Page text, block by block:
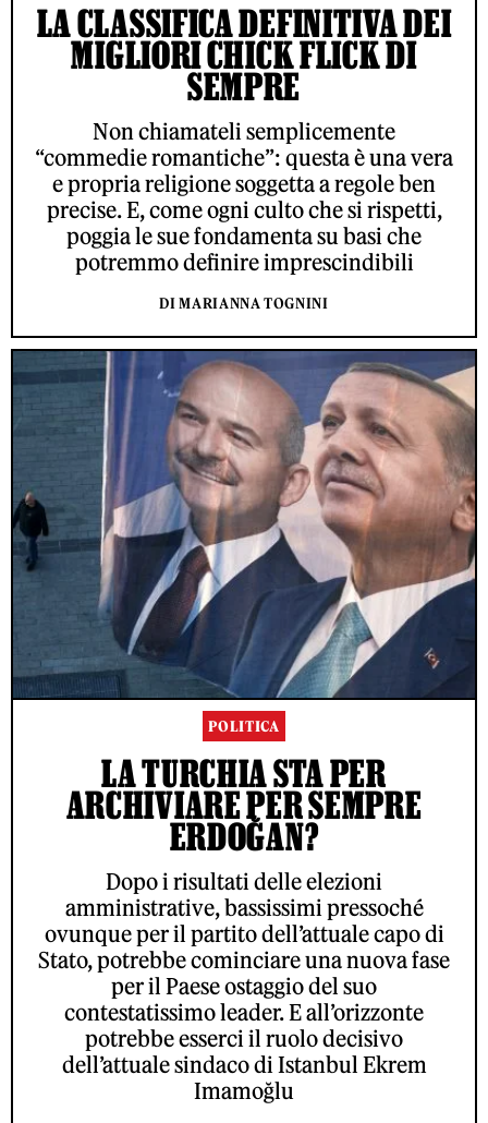
LA CLASSIFICA DEFINITIVA DEI
MIGLIORI CHICK FLICK DI
SEMPRE
Non chiamateli semplicemente
“commedie romantiche”: questa è una vera
e propria religione soggetta a regole ben
precise. E, come ogni culto che si rispetti,
poggia le sue fondamenta su basi che
potremmo definire imprescindibili
DI MARIANNA TOGNINI
POLITICA
LA TURCHIA STA PER
ARCHIVIARE PER SEMPRE
ERDOĞAN?
Dopo i risultati delle elezioni
amministrative, bassissimi pressoché
ovunque per il partito dell’attuale capo di
Stato, potrebbe cominciare una nuova fase
per il Paese ostaggio del suo
contestatissimo leader. E all’orizzonte
potrebbe esserci il ruolo decisivo
dell’attuale sindaco di Istanbul Ekrem
Imamoğlu